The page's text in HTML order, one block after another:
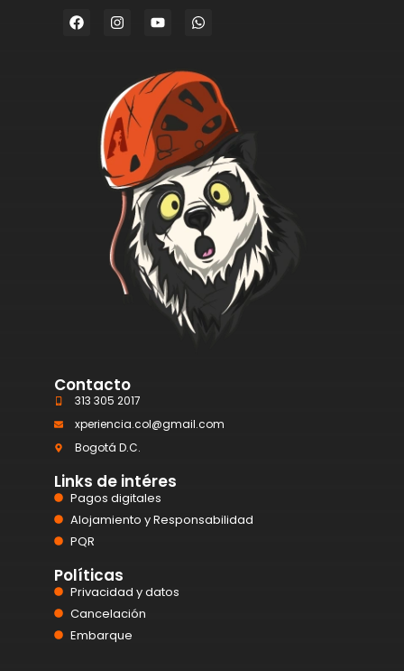
Contacto
313 305 2017
xperiencia.col@gmail.com
Bogotá D.C.
Links de intéres
Pagos digitales
Alojamiento y Responsabilidad
PQR
Políticas
Privacidad y datos
Cancelación
Embarque